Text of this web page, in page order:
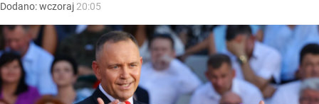
Dodano:wczoraj 20:05